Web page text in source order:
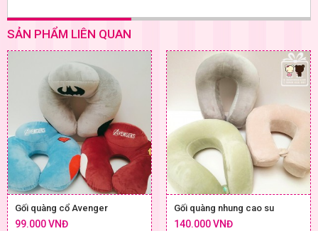
SẢN PHẨM LIÊN QUAN
Gối quàng cổ Avenger
99.000 VNĐ
Gối quàng nhung cao su
140.000 VNĐ